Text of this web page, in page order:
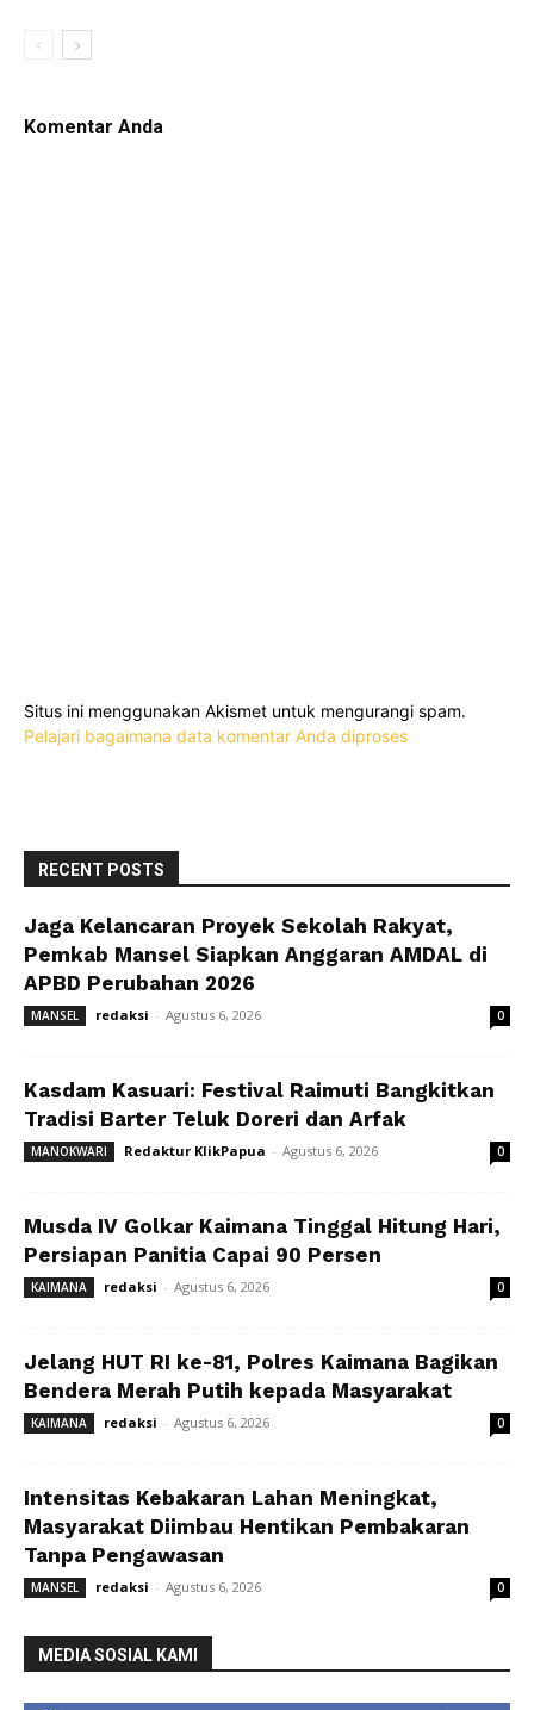
Komentar Anda
Situs ini menggunakan Akismet untuk mengurangi spam.
Pelajari bagaimana data komentar Anda diproses
RECENT POSTS
Jaga Kelancaran Proyek Sekolah Rakyat,
Pemkab Mansel Siapkan Anggaran AMDAL di
APBD Perubahan 2026
MANSEL redaksi - Agustus 6, 2026 0
Kasdam Kasuari: Festival Raimuti Bangkitkan
Tradisi Barter Teluk Doreri dan Arfak
MANOKWARI Redaktur KlikPapua - Agustus 6, 2026 0
Musda IV Golkar Kaimana Tinggal Hitung Hari,
Persiapan Panitia Capai 90 Persen
KAIMANA redaksi - Agustus 6, 2026 0
Jelang HUT RI ke-81, Polres Kaimana Bagikan
Bendera Merah Putih kepada Masyarakat
KAIMANA redaksi - Agustus 6, 2026 0
Intensitas Kebakaran Lahan Meningkat,
Masyarakat Diimbau Hentikan Pembakaran
Tanpa Pengawasan
MANSEL redaksi - Agustus 6, 2026 0
MEDIA SOSIAL KAMI